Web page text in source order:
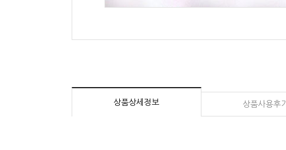
상품상세정보 상품사용후기